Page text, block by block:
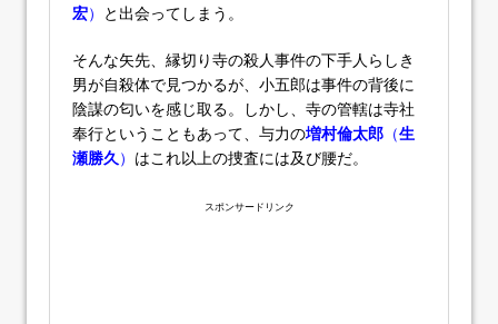
宏） と出会ってしまう。
そんな矢先、縁切り寺の殺人事件の下手人らしき
男が自殺体で見つかるが、小五郎は事件の背後に
陰謀の匂いを感じ取る。しかし、寺の管轄は寺社
奉行ということもあって、与力の増村倫太郎 （生
瀬勝久） はこれ以上の捜査には及び腰だ。
スポンサードリンク